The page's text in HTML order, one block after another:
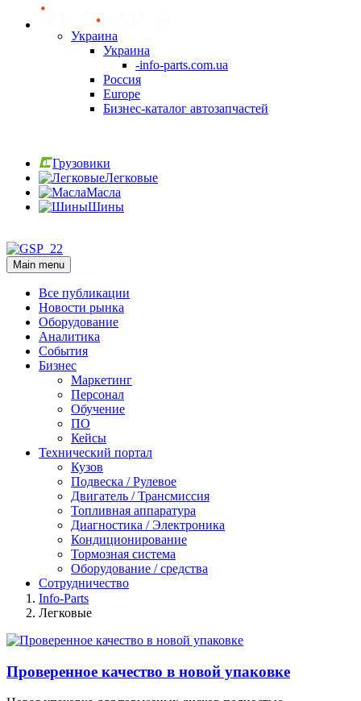
Украина
Украина
-info-parts.com.ua
Россия
Europe
Бизнес-каталог автозапчастей
Грузовики
Легковые
Масла
Шины
Main menu
Все публикации
Новости рынка
Оборудование
Аналитика
События
Бизнес
Маркетинг
Персонал
Обучение
ПО
Кейсы
Технический портал
Кузов
Подвеска / Рулевое
Двигатель / Трансмиссия
Топливная аппаратура
Диагностика / Электроника
Кондиционирование
Тормозная система
Оборудование / средства
Сотрудничество
Info-Parts
Легковые
Проверенное качество в новой упаковке